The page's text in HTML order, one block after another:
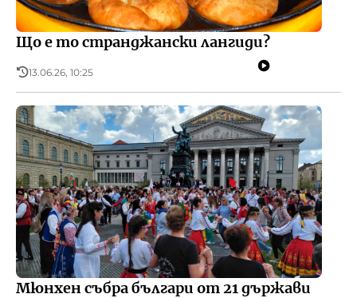
Що е то странджански лангиди?
13.06.26, 10:25
Мюнхен събра българи от 21 държави